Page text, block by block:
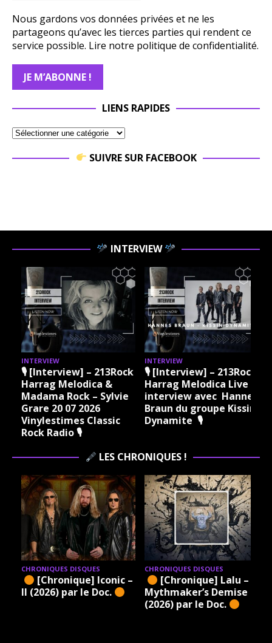
Nous gardons vos données privées et ne les
partageons qu’avec les tierces parties qui rendent ce
service possible. Lire notre politique de confidentialité.
LIENS RAPIDES
SUIVRE SUR FACEBOOK
INTERVIEW
INTERVIEW
🎙 [Interview] – 213Rock
Harrag Melodica &
Madama Rock – Sylvie
Grare 20 07 2026
Vinylestimes Classic
Rock Radio 🎙
INTERVIEW
🎙 [Interview] – 213Rock
Harrag Melodica Live
interview avec Hannes
Braun du groupe Kissin
Dynamite 🎙
LES CHRONIQUES !
CHRONIQUES DISQUES
[Chronique] Iconic –
II (2026) par le Doc.
CHRONIQUES DISQUES
[Chronique] Lalu – A
Mythmaker’s Demise
(2026) par le Doc.